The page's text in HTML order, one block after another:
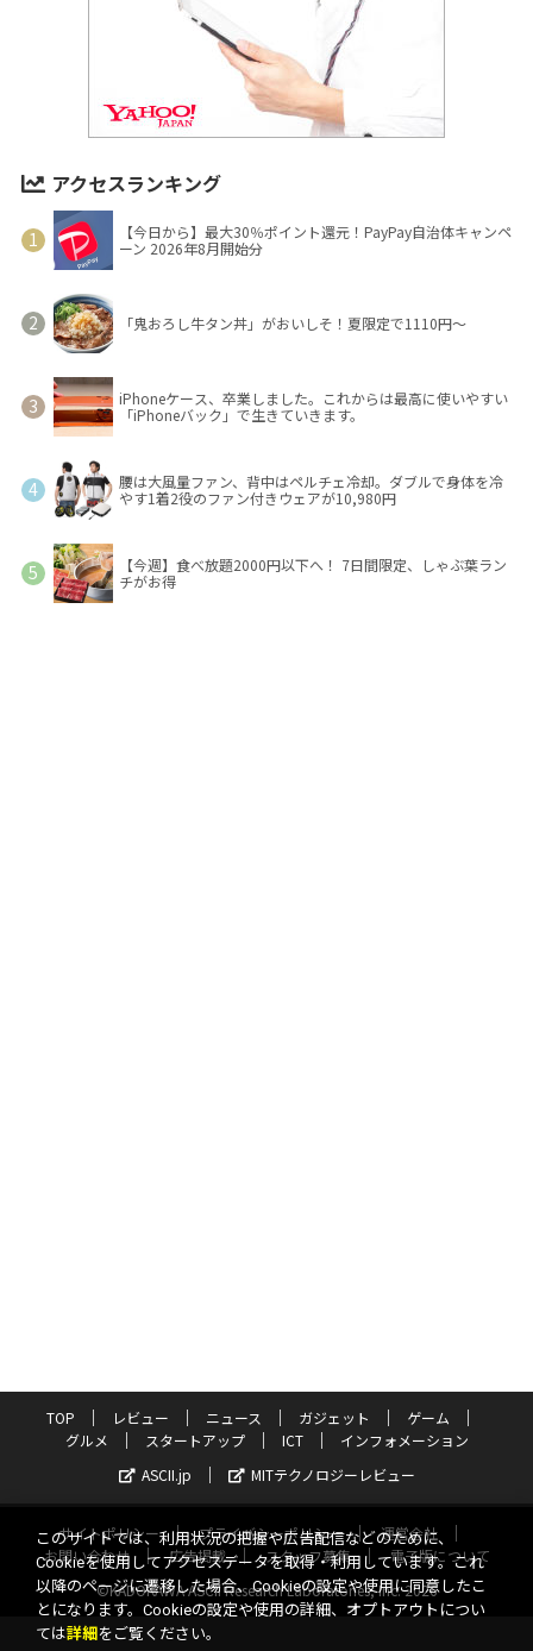
アクセスランキング
【今日から】最大30％ポイント還元！PayPay自治体キャンペ
ーン 2026年8月開始分
「鬼おろし牛タン丼」がおいしそ！夏限定で1110円～
iPhoneケース、卒業しました。これからは最高に使いやすい
「iPhoneバック」で生きていきます。
腰は大風量ファン、背中はペルチェ冷却。ダブルで身体を冷
やす1着2役のファン付きウェアが10,980円
【今週】食べ放題2000円以下へ！ 7日間限定、しゃぶ葉ラン
チがお得
TOP レビュー ニュース ガジェット
ゲーム
グルメ
スタートアップ ICT
インフォメーション
ASCII.jp
MITテクノロジーレビュー
サイトポリシー プライバシーポリシー
運営会社
お問い合わせ
広告掲載 スタッフ募集
電子版について
©KADOKAWA ASCII Research Laboratories, Inc. 2026
このサイトでは、利用状況の把握や広告配信などのために、
Cookieを使用してアクセスデータを取得・利用しています。これ
以降のページに遷移した場合、Cookieの設定や使用に同意したこ
とになります。Cookieの設定や使用の詳細、オプトアウトについ
ては詳細 をご覧ください。